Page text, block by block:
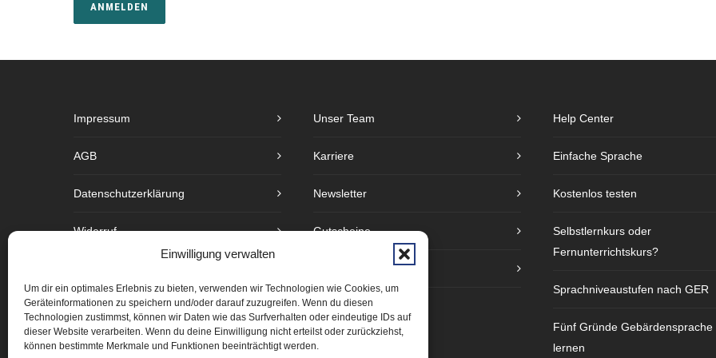
Einwilligung verwalten
Um dir ein optimales Erlebnis zu bieten, verwenden wir Technologien wie Cookies, um
Geräteinformationen zu speichern und/oder darauf zuzugreifen. Wenn du diesen
Technologien zustimmst, können wir Daten wie das Surfverhalten oder eindeutige IDs auf
dieser Website verarbeiten. Wenn du deine Einwilligung nicht erteilst oder zurückziehst,
können bestimmte Merkmale und Funktionen beeinträchtigt werden.
ANMELDEN
Impressum
AGB
Datenschutzerklärung
Widerruf
Copyright
Cookie-Richtlinie (EU)
Unser Team
Karriere
Newsletter
Gutscheine
Help Center
Einfache Sprache
Kostenlos testen
Selbstlernkurs oder
Fernunterrichtskurs?
Sprachniveaustufen nach GER
Fünf Gründe Gebärdensprache
lernen